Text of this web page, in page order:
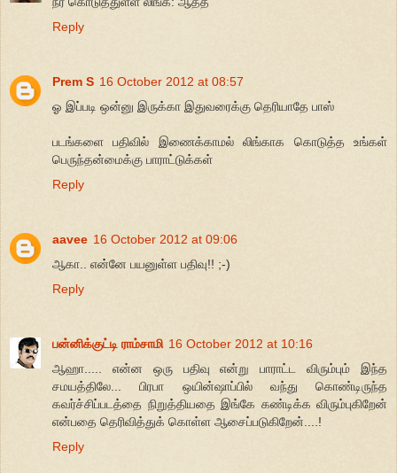
Reply
Prem S 16 October 2012 at 08:57
ஓ இப்படி ஒன்னு இருக்கா இதுவரைக்கு தெரியாதே பாஸ்
படங்களை பதிவில் இணைக்காமல் லிங்காக கொடுத்த உங்கள்
பெருந்தன்மைக்கு பாராட்டுக்கள்
Reply
aavee 16 October 2012 at 09:06
ஆகா.. என்னே பயனுள்ள பதிவு!! ;-)
Reply
பன்னிக்குட்டி ராம்சாமி 16 October 2012 at 10:16
ஆஹா..... என்ன ஒரு பதிவு என்று பாராட்ட விரும்பும் இந்த
சமயத்திலே... பிரபா ஒயின்ஷாப்பில் வந்து கொண்டிருந்த
கவர்ச்சிப்படத்தை நிறுத்தியதை இங்கே கண்டிக்க விரும்புகிறேன்
என்பதை தெரிவித்துக் கொள்ள ஆசைப்படுகிறேன்....!
Reply